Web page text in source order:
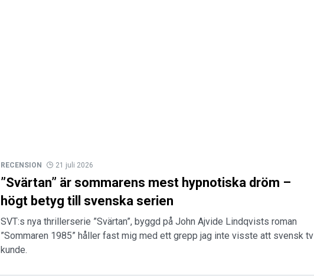
RECENSION 21 juli 2026
”Svärtan” är sommarens mest hypnotiska dröm –
högt betyg till svenska serien
SVT:s nya thrillerserie ”Svärtan”, byggd på John Ajvide Lindqvists roman
”Sommaren 1985” håller fast mig med ett grepp jag inte visste att svensk tv
kunde.